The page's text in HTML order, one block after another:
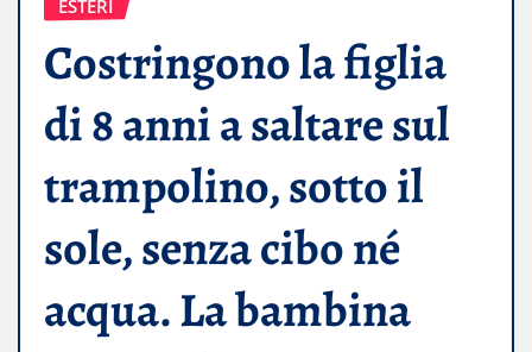
ESTERI
Costringono la figlia
di 8 anni a saltare sul
trampolino, sotto il
sole, senza cibo né
acqua. La bambina